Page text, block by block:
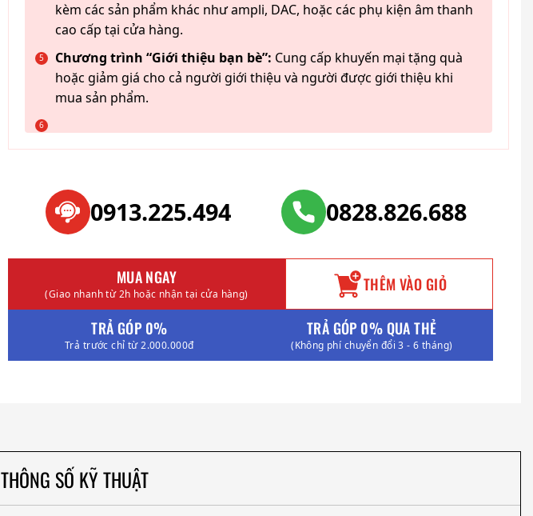
kèm các sản phẩm khác như ampli, DAC, hoặc các phụ kiện âm thanh
cao cấp tại cửa hàng.
Chương trình “Giới thiệu bạn bè”: Cung cấp khuyến mại tặng quà
hoặc giảm giá cho cả người giới thiệu và người được giới thiệu khi
mua sản phẩm.
0913.225.494 0828.826.688
MUA NGAY
(Giao nhanh từ 2h hoặc nhận tại cửa hàng) THÊM VÀO GIỎ
TRẢ GÓP 0%
Trả trước chỉ từ 2.000.000đ
TRẢ GÓP 0% QUA THẺ
(Không phí chuyển đổi 3 - 6 tháng)
THÔNG SỐ KỸ THUẬT